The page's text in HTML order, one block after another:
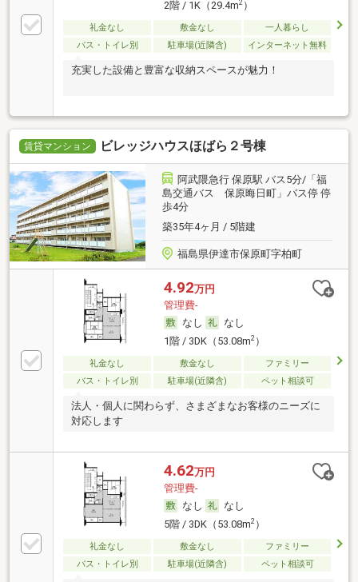
2階 / 1K（29.4m2）
礼金なし 敷金なし
一人暮らし
バス・トイレ別
駐車場(近隣含) インターネット無料
充実した設備と豊富な収納スペースが魅力！
賃貸マンション ビレッジハウスほばら２号棟
阿武隈急行 保原駅 バス5分/「福
島交通バス 保原晦日町」バス停 停
歩4分
築35年4ヶ月 / 5階建
福島県伊達市保原町字柏町
4.92万円
管理費-
なし
なし
1階 / 3DK（53.08m2）
礼金なし 敷金なし
ファミリー
バス・トイレ別
駐車場(近隣含) ペット相談可
法人・個人に関わらず、さまざまなお客様のニーズに
対応します
4.62万円
管理費-
なし
なし
5階 / 3DK（53.08m2）
礼金なし 敷金なし
ファミリー
バス・トイレ別
駐車場(近隣含) ペット相談可